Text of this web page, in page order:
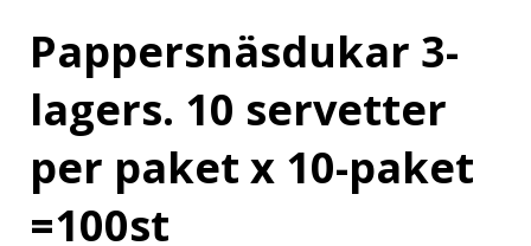
Pappersnäsdukar 3-
lagers. 10 servetter
per paket x 10-paket
=100st